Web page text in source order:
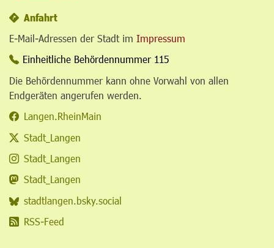
Anfahrt
E-Mail-Adressen der Stadt im Impressum
Einheitliche Behördennummer 115
Die Behördennummer kann ohne Vorwahl von allen
Endgeräten angerufen werden.
Langen.RheinMain
Stadt_Langen
Stadt_Langen
Stadt_Langen
stadtlangen.bsky.social
RSS-Feed